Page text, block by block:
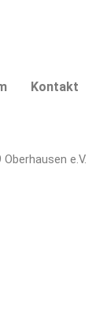
e.V.
Kontakt